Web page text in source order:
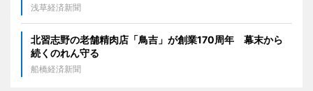
浅草経済新聞
北習志野の老舗精肉店「鳥吉」が創業170周年 幕末から
続くのれん守る
船橋経済新聞